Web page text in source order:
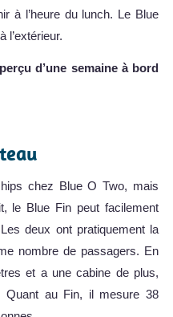
à l’heure du lunch. Le Blue
l’extérieur.
d’une semaine à bord
chez Blue O Two, mais
le Blue Fin peut facilement
deux ont pratiquement la
nombre de passagers. En
et a une cabine de plus,
Quant au Fin, il mesure 38